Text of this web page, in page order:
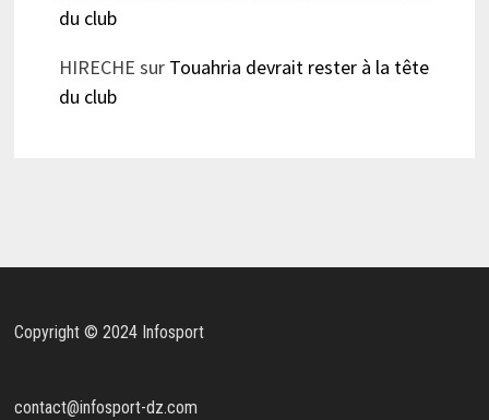
du club
HIRECHE sur Touahria devrait rester à la tête
du club
Copyright © 2024 Infosport
contact@infosport-dz.com